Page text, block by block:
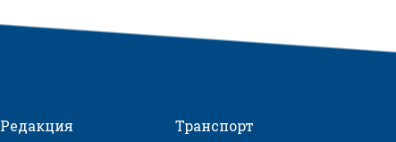
Редакция Транспорт